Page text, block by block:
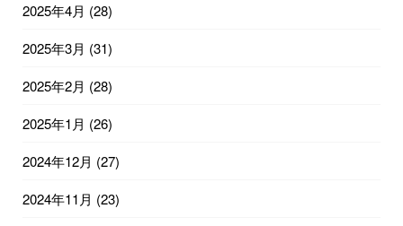
2025年4月 (28)
2025年3月 (31)
2025年2月 (28)
2025年1月 (26)
2024年12月 (27)
2024年11月 (23)